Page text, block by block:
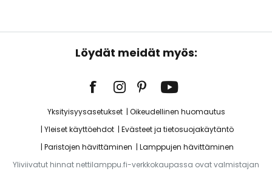
Löydät meidät myös:
Yksityisyysasetukset
Oikeudellinen huomautus
Yleiset käyttöehdot
Evästeet ja tietosuojakäytäntö
Paristojen hävittäminen
Lamppujen hävittäminen
Yliviivatut hinnat nettilamppu.fi-verkkokaupassa ovat valmistajan